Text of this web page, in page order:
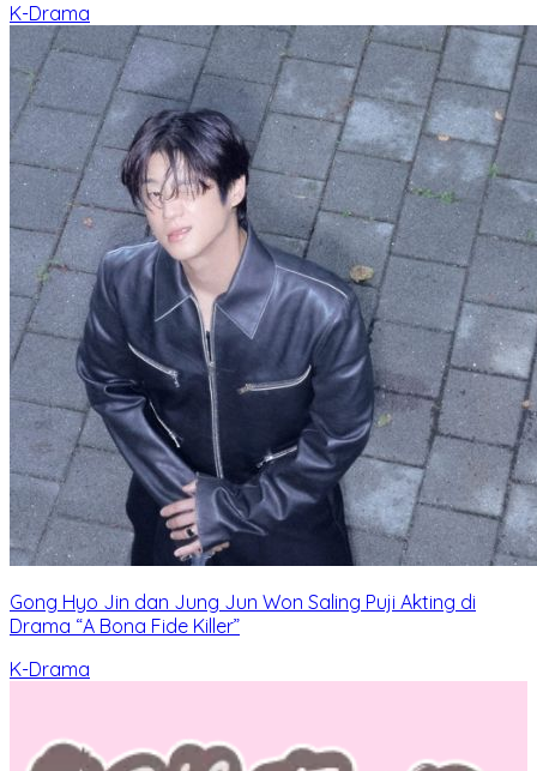
K-Drama
Gong Hyo Jin dan Jung Jun Won Saling Puji Akting di
Drama “A Bona Fide Killer”
K-Drama